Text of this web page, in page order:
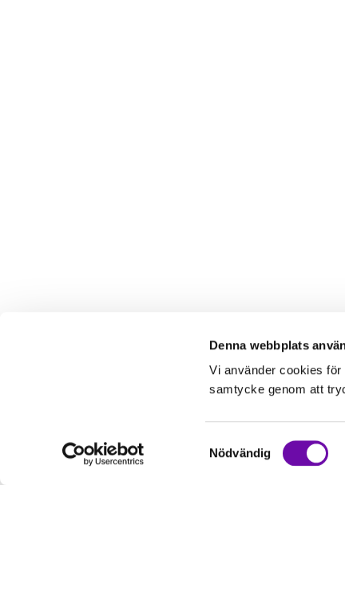
Denna webbplats
Vi använder cookies
samtycke genom att
Samtyckesval
Nödvändig